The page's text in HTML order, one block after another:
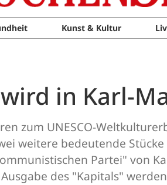
Kunst & Kultur
wird in Karl-
zum UNESCO-
weitere bedeutende
Partei" von
des "Kapitals"